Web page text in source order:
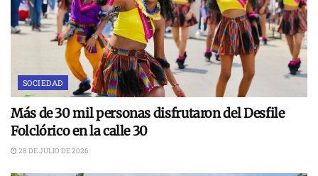
SOCIEDAD
Más de 30 mil personas disfrutaron del Desfile
Folclórico en la calle 30
28 DE JULIO DE 2026